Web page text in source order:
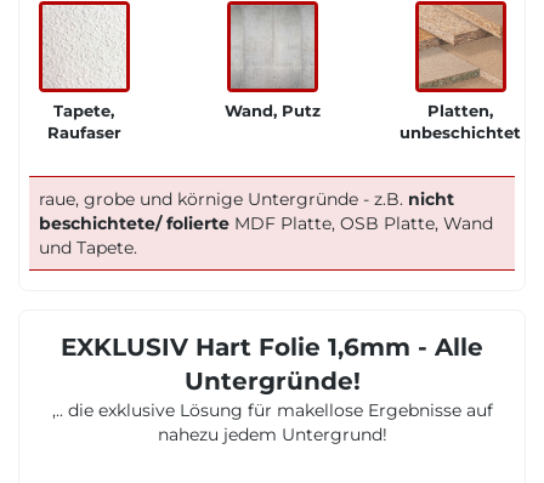
Tapete,
Raufaser
Wand, Putz
Platten,
unbeschichtet
raue, grobe und körnige Untergründe - z.B. nicht
beschichtete/ folierte MDF Platte, OSB Platte, Wand
und Tapete.
EXKLUSIV Hart Folie 1,6mm - Alle
Untergründe!
,.. die exklusive Lösung für makellose Ergebnisse auf
nahezu jedem Untergrund!